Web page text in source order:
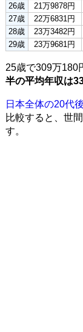
26歳
21万9878円
27歳
22万6831円
28歳
23万3482円
29歳
23万9681円
25歳で309万180
半の平均年収は
日本全体の20代
比較すると、世
す。